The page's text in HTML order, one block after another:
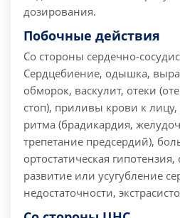
дозирования.
Побочные действия
Со стороны сердечно-
Сердцебиение, одышка,
обморок, васкулит, отеки
стоп), приливы крови к
ритма (брадикардия,
трепетание предсердий),
ортостатическая
развитие или усугубление
недостаточности,